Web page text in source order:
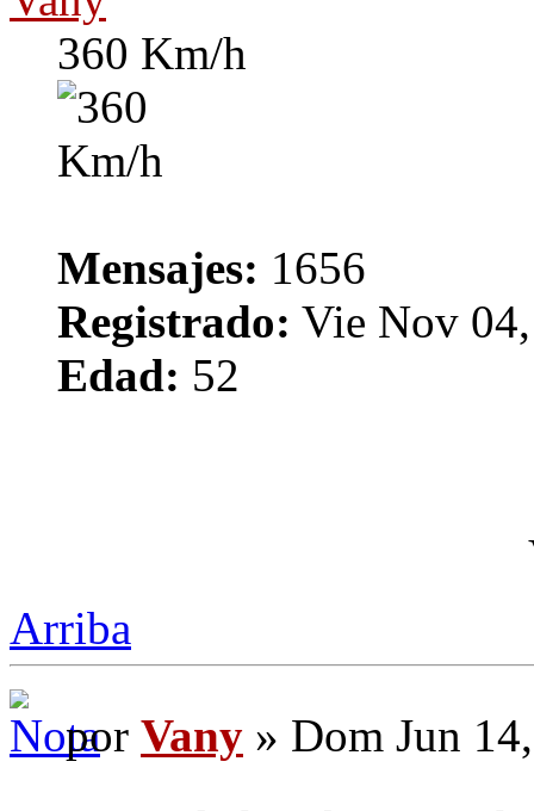
360 Km/h
Mensajes: 1656
Registrado: Vie Nov
Edad: 52
Arriba
por Vany » Dom Jun